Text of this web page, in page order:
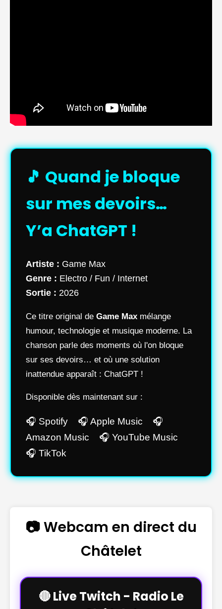
🎵 Quand je bloque
sur mes devoirs…
Y’a ChatGPT !
Artiste : Game Max
Genre : Electro / Fun / Internet
Sortie : 2026
Ce titre original de Game Max mélange
humour, technologie et musique moderne. La
chanson parle des moments où l'on bloque
sur ses devoirs… et où une solution
inattendue apparaît : ChatGPT !
Disponible dès maintenant sur :
🎧 Spotify 🎧 Apple Music 🎧
Amazon Music 🎧 YouTube Music
🎧 TikTok
📷 Webcam en direct du
Châtelet
🔴 Live Twitch - Radio Le